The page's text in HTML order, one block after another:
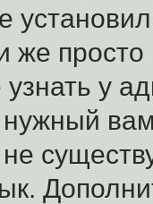
же
узнать у
не